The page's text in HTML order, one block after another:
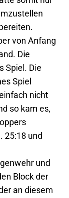
von Anfang
Die
Spiel. Die
Spiel
nicht
so kam es,
25:18 und
und
Block der
an diesem